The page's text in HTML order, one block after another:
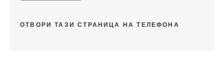
ОТВОРИ ТАЗИ СТРАНИЦА НА ТЕЛЕФОНА